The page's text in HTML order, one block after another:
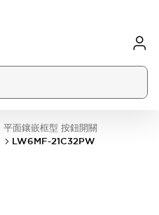
平面鑲嵌框型 按鈕開關
LW6MF-21C32PW